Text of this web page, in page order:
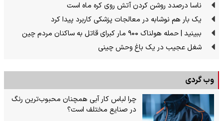
ناسا درصدد روشن کردن آتش روی کره ماه است
یک بار هم نوشابه در معالجات پزشکی کاربرد پیدا کرد
ببینید | حمله هولناک ۹۰۰ مار کبرای قاتل به ساکنان مردم چین
شغل عجیب در یک باغ وحش چینی
وب گردی
چرا لباس کار آبی همچنان محبوب‌ترین رنگ
در صنایع مختلف است؟